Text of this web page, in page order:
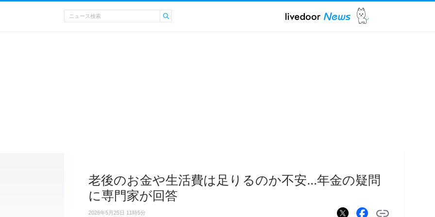
老後のお金や生活費は足りるのか不安...年金の疑問
に専門家が回答
2026年5月25日 11時5分